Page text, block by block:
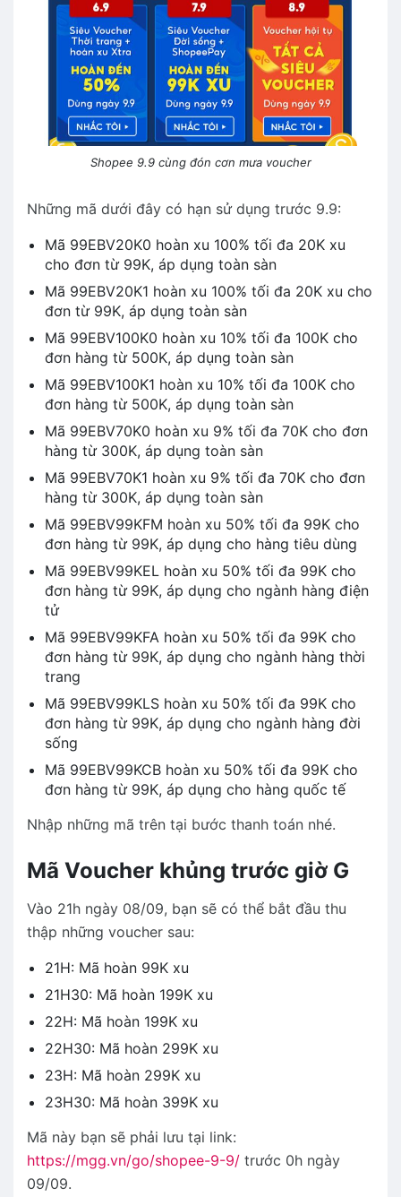
Shopee 9.9 cùng đón cơn mưa voucher
Những mã dưới đây có hạn sử dụng trước 9.9:
Mã 99EBV20K0 hoàn xu 100% tối đa 20K xu
cho đơn từ 99K, áp dụng toàn sàn
Mã 99EBV20K1 hoàn xu 100% tối đa 20K xu cho
đơn từ 99K, áp dụng toàn sàn
Mã 99EBV100K0 hoàn xu 10% tối đa 100K cho
đơn hàng từ 500K, áp dụng toàn sàn
Mã 99EBV100K1 hoàn xu 10% tối đa 100K cho
đơn hàng từ 500K, áp dụng toàn sàn
Mã 99EBV70K0 hoàn xu 9% tối đa 70K cho đơn
hàng từ 300K, áp dụng toàn sàn
Mã 99EBV70K1 hoàn xu 9% tối đa 70K cho đơn
hàng từ 300K, áp dụng toàn sàn
Mã 99EBV99KFM hoàn xu 50% tối đa 99K cho
đơn hàng từ 99K, áp dụng cho hàng tiêu dùng
Mã 99EBV99KEL hoàn xu 50% tối đa 99K cho
đơn hàng từ 99K, áp dụng cho ngành hàng điện
tử
Mã 99EBV99KFA hoàn xu 50% tối đa 99K cho
đơn hàng từ 99K, áp dụng cho ngành hàng thời
trang
Mã 99EBV99KLS hoàn xu 50% tối đa 99K cho
đơn hàng từ 99K, áp dụng cho ngành hàng đời
sống
Mã 99EBV99KCB hoàn xu 50% tối đa 99K cho
đơn hàng từ 99K, áp dụng cho hàng quốc tế
Nhập những mã trên tại bước thanh toán nhé.
Mã Voucher khủng trước giờ G
Vào 21h ngày 08/09, bạn sẽ có thể bắt đầu thu
thập những voucher sau:
21H: Mã hoàn 99K xu
21H30: Mã hoàn 199K xu
22H: Mã hoàn 199K xu
22H30: Mã hoàn 299K xu
23H: Mã hoàn 299K xu
23H30: Mã hoàn 399K xu
Mã này bạn sẽ phải lưu tại link:
https://mgg.vn/go/shopee-9-9/ trước 0h ngày
09/09.